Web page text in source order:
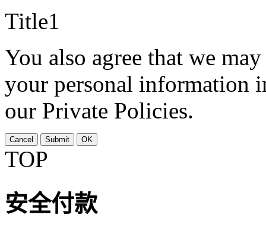
Title1
You also agree that we
your personal information
our Private Policies.
Cancel Submit OK
TOP
安全付款